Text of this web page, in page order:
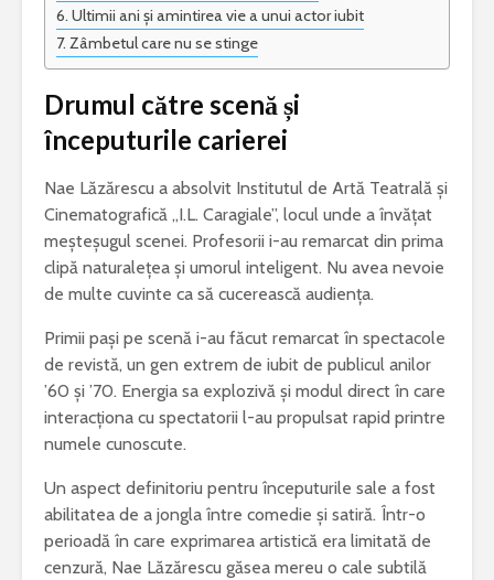
Ultimii ani și amintirea vie a unui actor iubit
Zâmbetul care nu se stinge
Drumul către scenă și
începuturile carierei
Nae Lăzărescu a absolvit Institutul de Artă Teatrală și
Cinematografică „I.L. Caragiale”, locul unde a învățat
meșteșugul scenei. Profesorii i-au remarcat din prima
clipă naturalețea și umorul inteligent. Nu avea nevoie
de multe cuvinte ca să cucerească audiența.
Primii pași pe scenă i-au făcut remarcat în spectacole
de revistă, un gen extrem de iubit de publicul anilor
’60 și ’70. Energia sa explozivă și modul direct în care
interacționa cu spectatorii l-au propulsat rapid printre
numele cunoscute.
Un aspect definitoriu pentru începuturile sale a fost
abilitatea de a jongla între comedie și satiră. Într-o
perioadă în care exprimarea artistică era limitată de
cenzură, Nae Lăzărescu găsea mereu o cale subtilă